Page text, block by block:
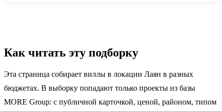
Как читать эту подборку
Эта страница собирает виллы в локации Лаян в разных
бюджетах. В выборку попадают только проекты из базы
MORE Group: с публичной карточкой, ценой, районом, типом